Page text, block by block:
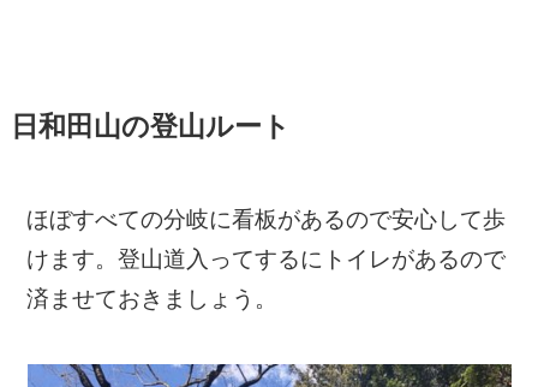
日和田山の登山ルート
ほぼすべての分岐に看板があるので安心して歩
けます。登山道入ってするにトイレがあるので
済ませておきましょう。